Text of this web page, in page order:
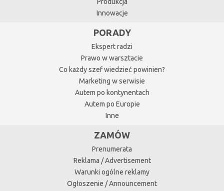
Innowacje
PORADY
Ekspert radzi
Prawo w warsztacie
Co każdy szef wiedzieć powinien?
Marketing w serwisie
Autem po kontynentach
Autem po Europie
Inne
ZAMÓW
Prenumerata
Reklama / Advertisement
Warunki ogólne reklamy
Ogłoszenie / Announcement